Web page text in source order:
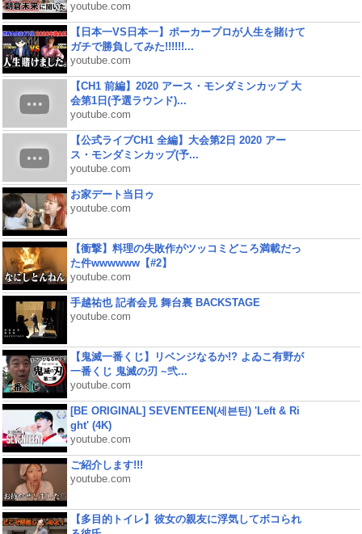
youtube.com
【日本一VS日本一】ポーカープロが人生を賭けて
ガチで勝負してみた!!!!!!...
youtube.com
【CH1 前編】2020 アース・モンダミンカップ 大
会第1日(予選ラウンド)...
youtube.com
【公式ライブCH1 全編】大会第2日 2020 アー
ス・モンダミンカップ(予...
youtube.com
お家デート当日ゥ
youtube.com
【衝撃】料理の失敗作がツッコミどころ満載だっ
た件wwwwww【#2】
youtube.com
手越祐也 記者会見 舞台裏 BACKSTAGE
youtube.com
【鬼滅一番くじ】リベンジなるか!? よゐこ有野が
一番くじ 鬼滅の刃 ~弐...
youtube.com
[BE ORIGINAL] SEVENTEEN(세븐틴) 'Left & Ri
ght' (4K)
youtube.com
ご紹介します!!!
youtube.com
【多目的トイレ】彼女の親友に浮気してボコられ